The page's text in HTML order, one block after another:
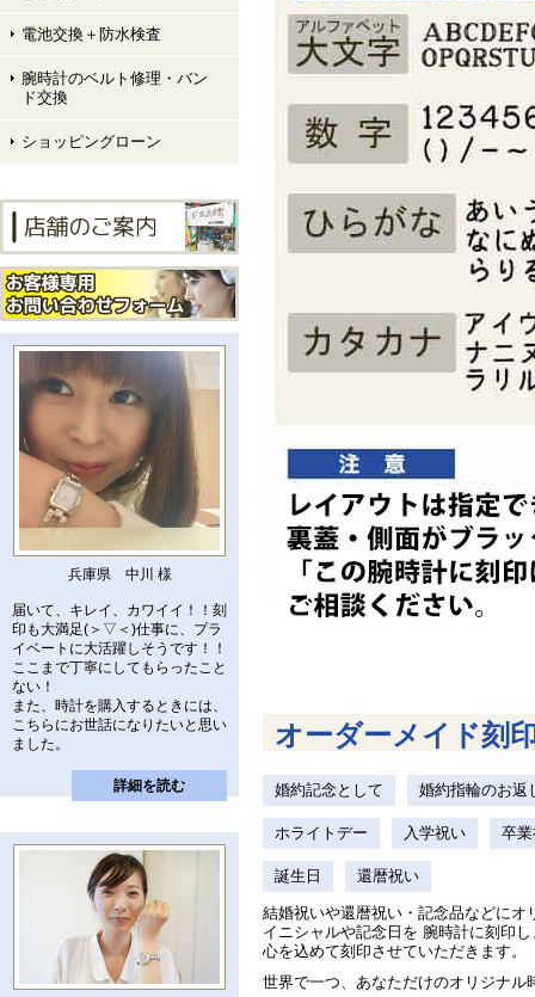
電池交換＋防水検査
腕時計のベルト修理・バン
ド交換
ショッピングローン
兵庫県 中川 様
届いて、キレイ、カワイイ！！刻
印も大満足(＞▽＜)仕事に、プラ
イベートに大活躍しそうです！！
ここまで丁寧にしてもらったこと
ない！
また、時計を購入するときには、
こちらにお世話になりたいと思い
ました。
詳細を読む
オーダーメイド刻
婚約記念として 婚約指輪のお返
ホライトデー 入学祝い 卒
誕生日 還暦祝い
結婚祝いや還暦祝い・記念品などに
イニシャルや記念日を 腕時計に刻印
心を込めて刻印させていただきます。
世界で一つ、あなただけのオリジナル